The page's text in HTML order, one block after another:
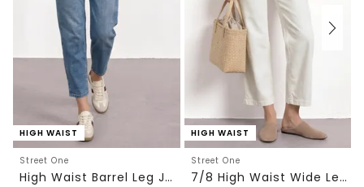
HIGH WAIST
Street One
High Waist Barrel Leg Jeans im Loose Fit
HIGH WAIST
Street One
7/8 High Waist Wide Leg Jeans im Loose Fit